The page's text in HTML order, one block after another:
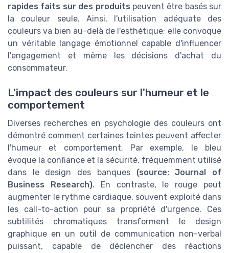
rapides faits sur des produits peuvent être basés sur
la couleur seule. Ainsi, l'utilisation adéquate des
couleurs va bien au-delà de l'esthétique; elle convoque
un véritable langage émotionnel capable d'influencer
l'engagement et même les décisions d'achat du
consommateur.
L'impact des couleurs sur l'humeur et le
comportement
Diverses recherches en psychologie des couleurs ont
démontré comment certaines teintes peuvent affecter
l'humeur et comportement. Par exemple, le bleu
évoque la confiance et la sécurité, fréquemment utilisé
dans le design des banques (source: Journal of
Business Research). En contraste, le rouge peut
augmenter le rythme cardiaque, souvent exploité dans
les call-to-action pour sa propriété d'urgence. Ces
subtilités chromatiques transforment le design
graphique en un outil de communication non-verbal
puissant, capable de déclencher des réactions